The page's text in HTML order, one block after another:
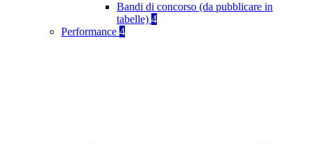
Bandi di concorso (da pubblicare in
tabelle) 4
Performance 4